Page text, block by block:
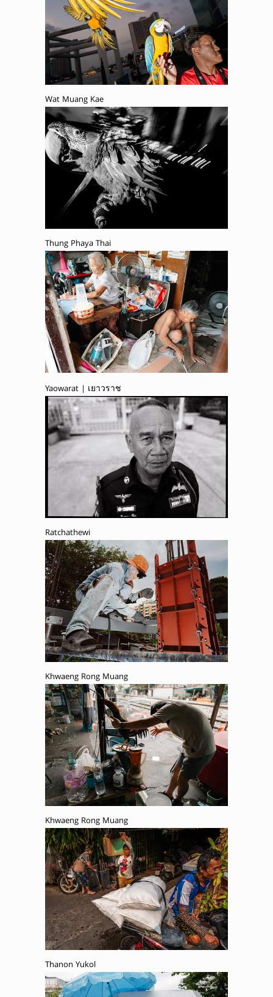
Wat Muang Kae
Thung Phaya Thai
Yaowarat | เยาวราช
Ratchathewi
Khwaeng Rong Muang
Khwaeng Rong Muang
Thanon Yukol